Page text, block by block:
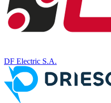
DF Electric S.A.